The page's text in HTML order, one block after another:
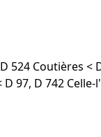
524 Coutières
97, D 742